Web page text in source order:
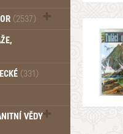
(2537)
(331)
VĚDY